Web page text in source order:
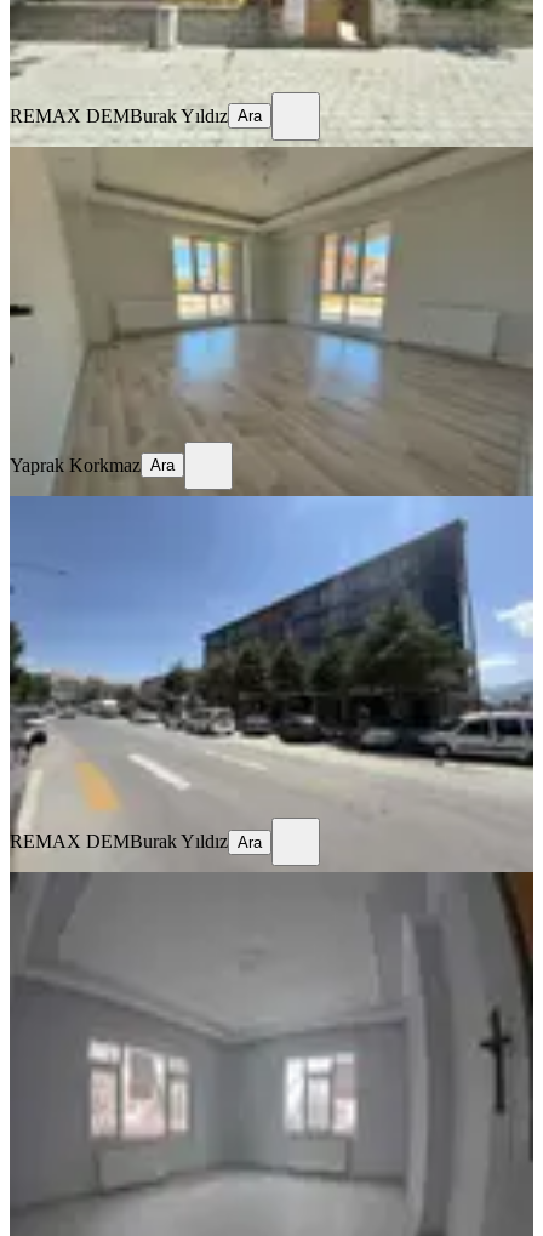
REMAX DEM Burak Yıldız
Ara
REMAX DEMBurak Yıldız Ara
🏡 Kiralık 2+1 Daire
Merkez, Kazım Karabekir Mahallesi
2+1· 90 m² Düz Giriş (Zemin)
22.000 ₺
Yaprak Korkmaz
Yaprak Korkmaz Ara
Remax Dem'den Hastane Yanında
Eşyalı Kiralık 1+1 Daire
Merkez, Kızılay Mahallesi
70 m²·1. Kat ·16.07.2026
22.000 ₺
REMAX DEMBurak Yıldız
Ara
REMAX DEMBurak Yıldız Ara
MANZARALI
3+1· 150 m² Yüksek giriş·15.07.2026
18.000 ₺ 20.000 ₺
TUNCAYGÜL GAYRİMENKUL OFİSİTUNCAY GÜL